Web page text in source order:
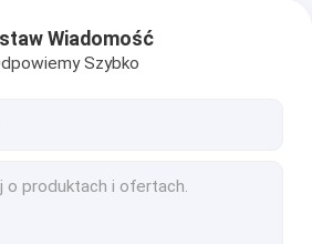
Wiadomość
Szybko